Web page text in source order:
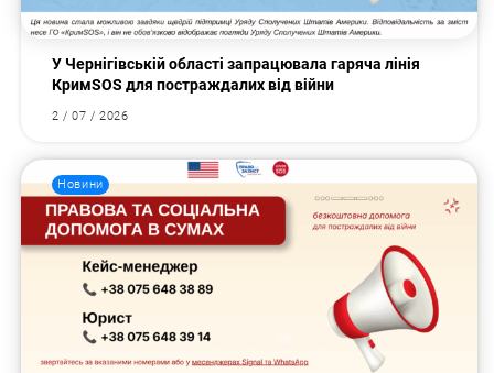
У Чернігівській області запрацювала гаряча лінія
КримSOS для постраждалих від війни
2 / 07 / 2026
Новини